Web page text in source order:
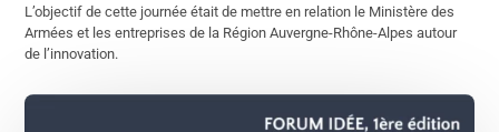
L’objectif de cette journée était de mettre en relation le Ministère des
Armées et les entreprises de la Région Auvergne-Rhône-Alpes autour
de l’innovation.